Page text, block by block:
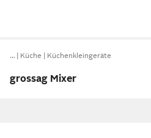
… Küche Küchenkleingeräte
grossag Mixer